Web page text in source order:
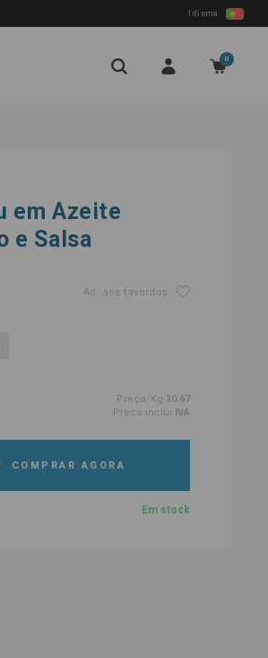
Idioma
0
em Azeite
e Salsa
Ad. aos favoritos
Preço/Kg 30.67
Preço inclui IVA
COMPRAR AGORA
Em stock